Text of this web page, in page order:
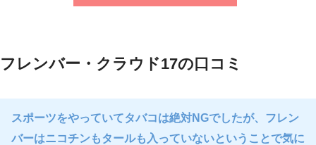
フレンバー・クラウド17の口コミ
スポーツをやっていてタバコは絶対NGでしたが、フレン
バーはニコチンもタールも入っていないということで気に